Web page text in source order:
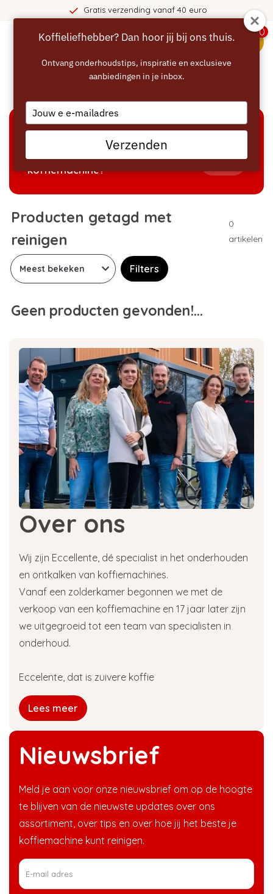
Gratis verzending vanaf 40 euro
0
Welke producten passen bij mijn
koffiemachine?
Producten getagd met
reinigen
0
artikelen
Filters
Geen producten gevonden!...
Nieuwsbrief
Meld je aan voor onze nieuwsbrief om op de hoogte
te blijven van de nieuwste updates over ons
assortiment, over tips en over hoe jij het beste je
koffiemachine kunt reinigen.
Over ons
Wij zijn Eccellente, dé specialist in het onderhouden
en ontkalken van koffiemachines.
Vanaf een zolderkamer begonnen we met de
verkoop van een koffiemachine en 17 jaar later zijn
we uitgegroeid tot een team van specialisten in
onderhoud.
Eccelente, dat is zuivere koffie
Lees meer
Koffieliefhebber? Dan hoor jij bij ons thuis.
Ontvang onderhoudstips, inspiratie en exclusieve
aanbiedingen in je inbox.
Type
your
email
Verzenden